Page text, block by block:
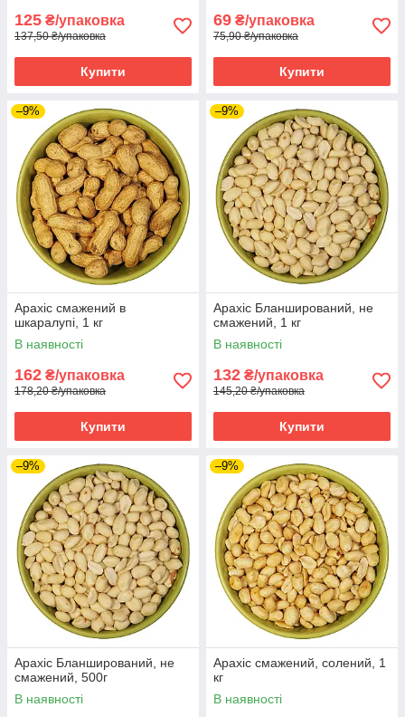
125 ₴/упаковка
137,50 ₴/упаковка
Купити
69 ₴/упаковка
75,90 ₴/упаковка
Купити
–9%
Арахіс смажений в
шкаралупі, 1 кг
В наявності
162 ₴/упаковка
178,20 ₴/упаковка
Купити
–9%
Арахіс Бланширований, не
смажений, 1 кг
В наявності
132 ₴/упаковка
145,20 ₴/упаковка
Купити
–9%
Арахіс Бланширований, не
смажений, 500г
В наявності
–9%
Арахіс смажений, солений, 1
кг
В наявності